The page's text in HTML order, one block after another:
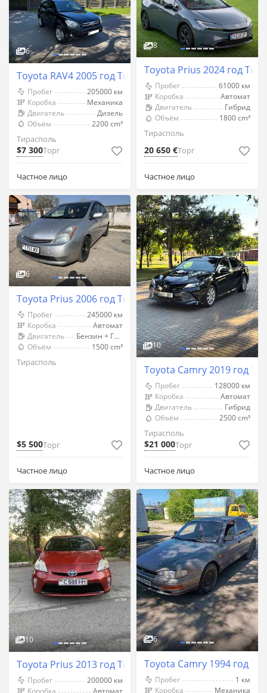
6
Toyota RAV4 2005 год Тирасполь
Пробег
205000 км
Коробка
Механика
Двигатель
Дизель
Объём
2200 cm³
Тирасполь
$7 300Торг
Частное лицо
8
Toyota Prius 2024 год
Пробег
61000 км
Коробка
Автомат
Двигатель
Гибрид
Объём
1800 cm³
Тирасполь
20 650 €Торг
Частное лицо
6
Toyota Prius 2006 год Тирасполь
Пробег
245000 км
Коробка
Автомат
Двигатель
Бензин + Газ (Метан)
Объём
1500 cm³
Тирасполь
$5 500Торг
Частное лицо
10
Toyota Camry 2019 год
Пробег
128000 км
Коробка
Автомат
Двигатель
Гибрид
Объём
2500 cm³
Тирасполь
$21 000Торг
Частное лицо
10
Toyota Prius 2013 год Тирасполь
Пробег
200000 км
Коробка
Автомат
6
Toyota Camry 1994 год
Пробег
1 км
Коробка
Механика